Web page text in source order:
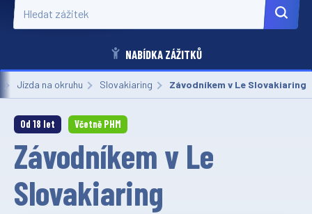
Hledat zážitek
NABÍDKA ZÁŽITKŮ
Jízda na okruhu Slovakiaring Aktuální:
Závodníkem v Le Slovakiaring
Od 18 let Včetně PHM
Závodníkem v Le
Slovakiaring